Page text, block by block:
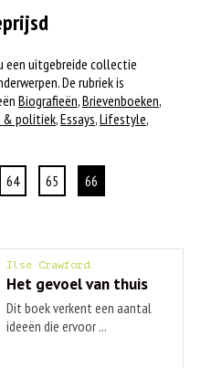
een uitgebreide collectie
De rubriek is
Biografieën,Brievenboeken,
& politiek,Essays,Lifestyle,
64 65 66
Ilse Crawford
Het gevoel van thuis
Dit boek verkent een aantal
ideeën die ervoor ...